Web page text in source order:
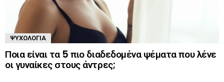
ΨΥΧΟΛΟΓΊΑ
Ποια είναι τα 5 πιο διαδεδομένα ψέματα που λένε
οι γυναίκες στους άντρες;